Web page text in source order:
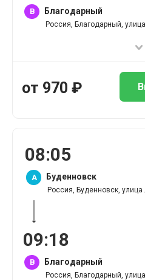
B Благодарный
Россия, Благодарный,
от 970 ₽
08:05
A Буденновск
Россия, Буденновск,
09:18
B Благодарный
Россия, Благодарный,